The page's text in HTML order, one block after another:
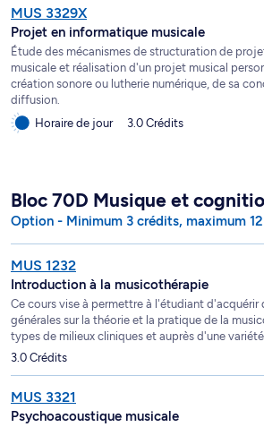
MUS 3329X
Projet en informatique musicale
Étude des mécanismes de structuration de
musicale et réalisation d'un projet musical
création sonore ou lutherie numérique, de sa
diffusion.
Horaire de jour
3.0 Crédits
Bloc 70D Musique et
Option - Minimum 3 crédits, maximum
MUS 1232
Introduction à la musicothérapie
Ce cours vise à permettre à l'étudiant d'acquérir
générales sur la théorie et la pratique de la
types de milieux cliniques et auprès d'une
3.0 Crédits
MUS 3321
Psychoacoustique musicale